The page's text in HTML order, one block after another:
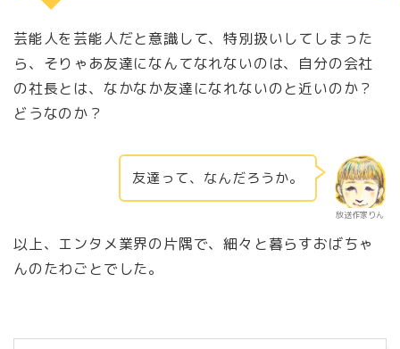
芸能人を芸能人だと意識して、特別扱いしてしまった
ら、そりゃあ友達になんてなれないのは、自分の会社
の社長とは、なかなか友達になれないのと近いのか？
どうなのか？
放送作家りん
友達って、なんだろうか。
以上、エンタメ業界の片隅で、細々と暮らすおばちゃ
んのたわごとでした。